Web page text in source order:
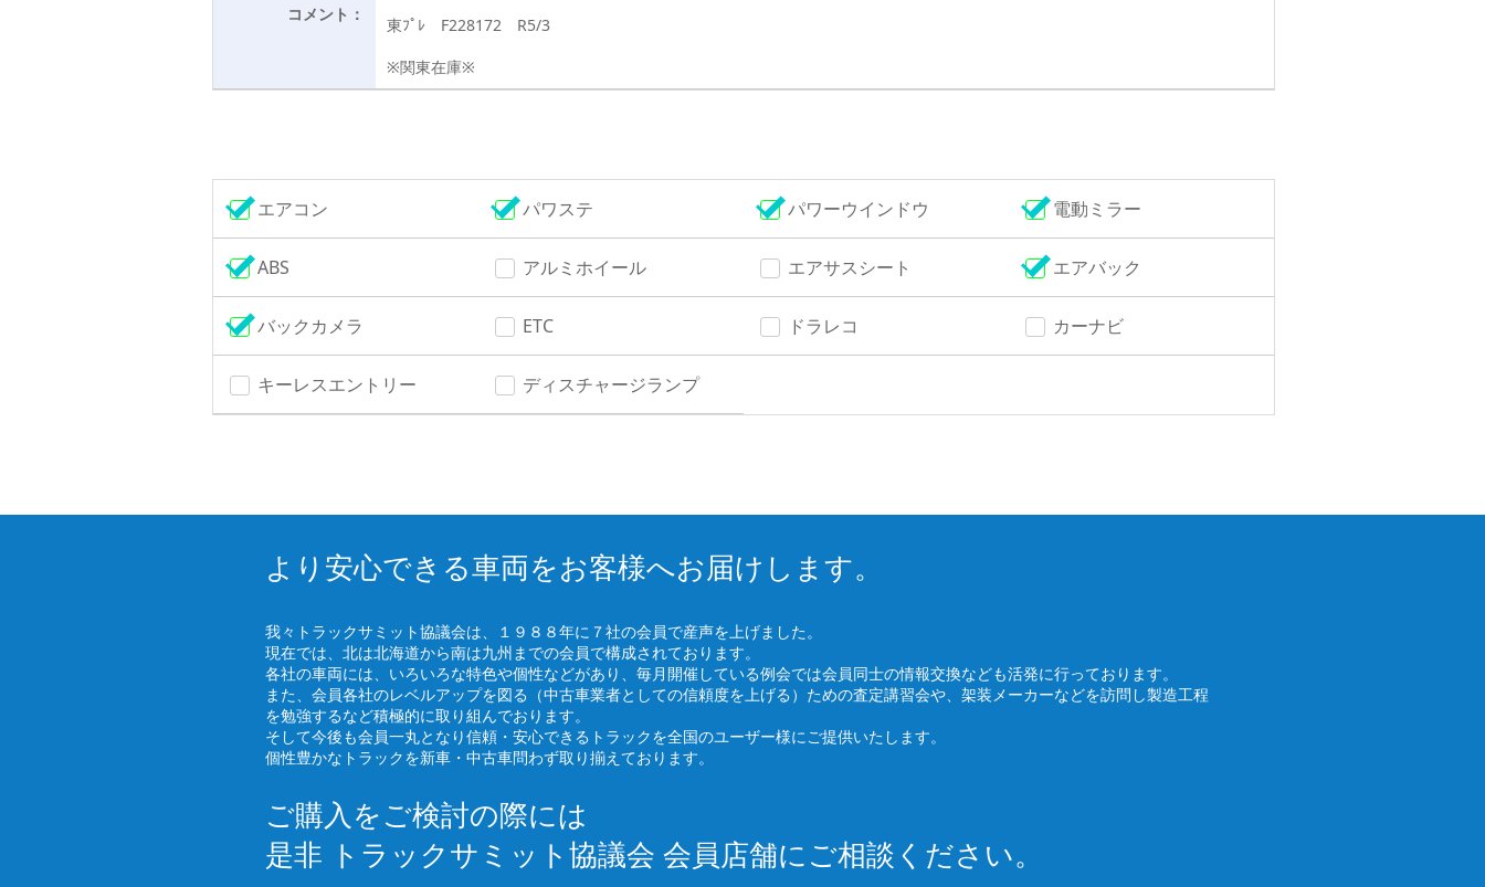
コメント：
東ﾌﾟﾚ F228172 R5/3
※関東在庫※
エアコン パワステ パワーウインドウ 電動ミラー
ABS アルミホイール エアサスシート エアバック
バックカメラ ETC ドラレコ カーナビ
キーレスエントリー ディスチャージランプ
より安心できる車両をお客様へお届けします。
我々トラックサミット協議会は、１９８８年に７社の会員で産声を上げました。
現在では、北は北海道から南は九州までの会員で構成されております。
各社の車両には、いろいろな特色や個性などがあり、毎月開催している例会では会員同士の情報交換なども活発に行っております。
また、会員各社のレベルアップを図る（中古車業者としての信頼度を上げる）ための査定講習会や、架装メーカーなどを訪問し製造工程
を勉強するなど積極的に取り組んでおります。
そして今後も会員一丸となり信頼・安心できるトラックを全国のユーザー様にご提供いたします。
個性豊かなトラックを新車・中古車問わず取り揃えております。
ご購入をご検討の際には
是非 トラックサミット協議会 会員店舗にご相談ください。